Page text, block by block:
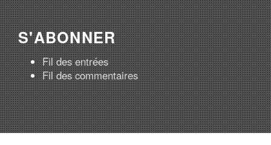
S'ABONNER
Fil des entrées
Fil des commentaires